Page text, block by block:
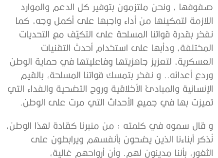
صفوفها ، ونحن ملتزمون بتوفير كل الدعم والموارد
اللازمة لتمكينها من أداء واجبها على أكمل وجه، كما
نفخر بقدرة قواتنا المسلحة على التكيّف مع التحديات
المختلفة، ودأبها على استخدام أحدث التقنيات
العسكرية، لتعزيز جاهزيتها وفاعليتها في حماية الوطن
وردع أعدائه.. و نفخر بتمسك قواتنا المسلحة، بالقيم
الإنسانية والمبادئ الأخلاقية وروح التضحية والفداء التي
تميزت بها في جميع الأحداث التي مرت على الوطن.
و قال سموه في كلمته : من منبرنا كقادة لهذا الوطن،
نُذكر أبناءنا الذين يضحون بأنفسهم ويرابطون على
الثغور، بأننا مدينون لهم. وأن أرواحهم غالية،